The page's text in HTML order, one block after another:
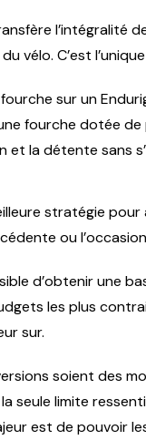
l’intégralité
vélo. C’est
fourche sur un
fourche dotée
et la détente sans
stratégie
ou
d’obtenir une
les plus
sur.
soient des
seule limite
est de pouvoir